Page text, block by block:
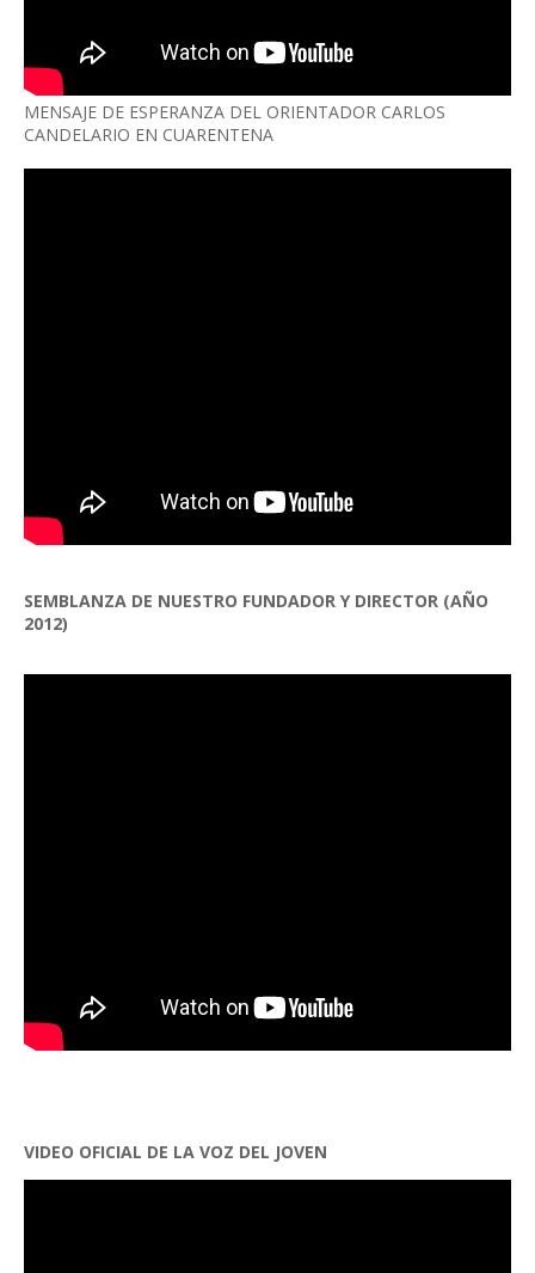
MENSAJE DE ESPERANZA DEL ORIENTADOR CARLOS
CANDELARIO EN CUARENTENA
SEMBLANZA DE NUESTRO FUNDADOR Y DIRECTOR (AÑO
2012)
VIDEO OFICIAL DE LA VOZ DEL JOVEN